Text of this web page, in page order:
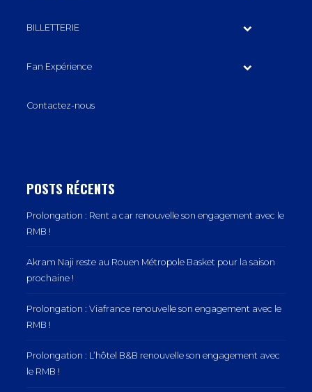
BILLETTERIE
Fan Expérience
Contactez-nous
POSTS RÉCENTS
Prolongation : Rent a car renouvelle son engagement avec le
RMB !
Akram Naji reste au Rouen Métropole Basket pour la saison
prochaine !
Prolongation : Viafrance renouvelle son engagement avec le
RMB !
Prolongation : L’hôtel B&B renouvelle son engagement avec
le RMB !